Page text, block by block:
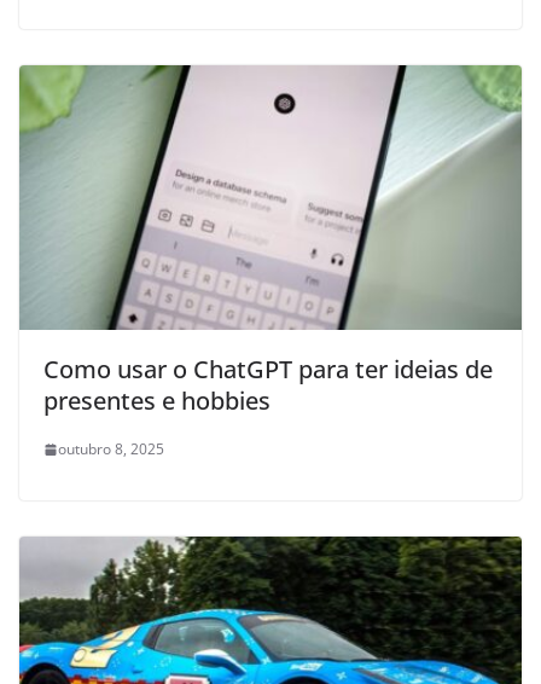
Como usar o ChatGPT para ter ideias de
presentes e hobbies
outubro 8, 2025